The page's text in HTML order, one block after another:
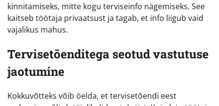
kinnitamiseks, mitte kogu terviseinfo nägemiseks. See
kaitseb töötaja privaatsust ja tagab, et info liigub vaid
vajalikus mahus.
Tervisetõenditega seotud vastutuse
jaotumine
Kokkuvõtteks võib öelda, et tervisetõendi eest